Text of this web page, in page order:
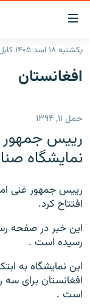
لینک‌های
قابل
دسترسی
بازگشت
بازگشت
منوی
اصلی
صفحه
صفحه نخست
گزارش‌ها
شرق میانه
جهان
مصاحبه‌ها
مجموعه تصویری
بحران مهاجرت
'کووید-۱۹'
تماس
یکشنبه ۱۸ اسد ۱۴۰۵ کابل ۰۲:۲۵
افغانستان
حمل ۱۱, ۱۳۹۴
رییس جمهور
نمایشگاه
رییس جمهور غنی
افتتاح کرد.
این خبر در صفحه
رسیده است .
این نمایشگاه به
افغانستان برای سه
است .